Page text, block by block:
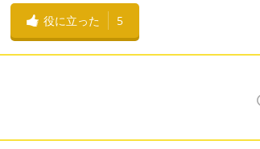
役に立った 5